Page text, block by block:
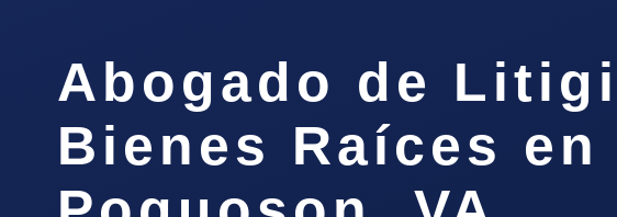
Abogado de
Bienes Raíces en